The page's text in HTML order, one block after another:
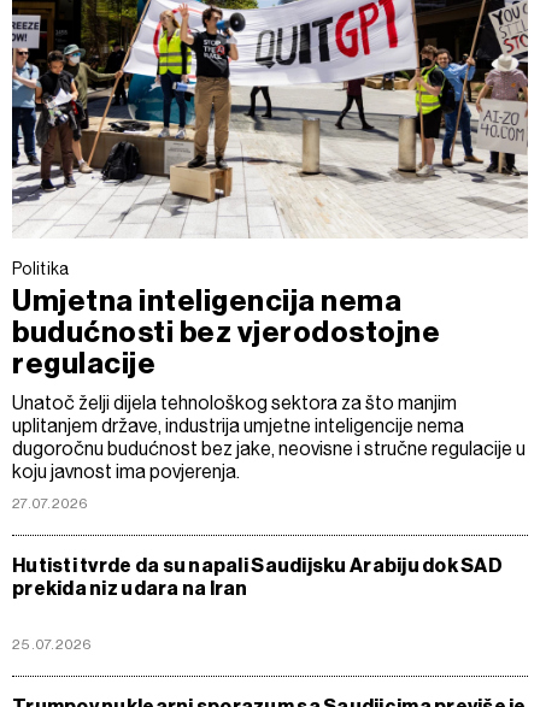
Politika
Umjetna inteligencija nema
budućnosti bez vjerodostojne
regulacije
Unatoč želji dijela tehnološkog sektora za što manjim
uplitanjem države, industrija umjetne inteligencije nema
dugoročnu budućnost bez jake, neovisne i stručne regulacije u
koju javnost ima povjerenja.
27.07.2026
Hutisti tvrde da su napali Saudijsku Arabiju dok SAD
prekida niz udara na Iran
25.07.2026